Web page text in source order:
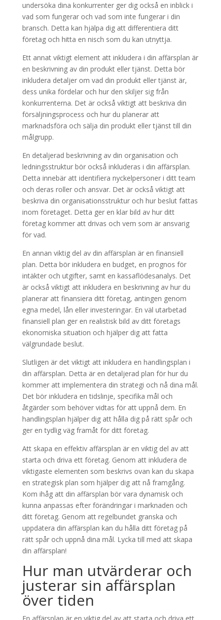
undersöka dina konkurrenter ger dig också en inblick i
vad som fungerar och vad som inte fungerar i din
bransch. Detta kan hjälpa dig att differentiera ditt
företag och hitta en nisch som du kan utnyttja.
Ett annat viktigt element att inkludera i din affärsplan är
en beskrivning av din produkt eller tjänst. Detta bör
inkludera detaljer om vad din produkt eller tjänst är,
dess unika fördelar och hur den skiljer sig från
konkurrenterna. Det är också viktigt att beskriva din
försäljningsprocess och hur du planerar att
marknadsföra och sälja din produkt eller tjänst till din
målgrupp.
En detaljerad beskrivning av din organisation och
ledningsstruktur bör också inkluderas i din affärsplan.
Detta innebär att identifiera nyckelpersoner i ditt team
och deras roller och ansvar. Det är också viktigt att
beskriva din organisationsstruktur och hur beslut fattas
inom företaget. Detta ger en klar bild av hur ditt
företag kommer att drivas och vem som är ansvarig
för vad.
En annan viktig del av din affärsplan är en finansiell
plan. Detta bör inkludera en budget, en prognos för
intäkter och utgifter, samt en kassaflödesanalys. Det
är också viktigt att inkludera en beskrivning av hur du
planerar att finansiera ditt företag, antingen genom
egna medel, lån eller investeringar. En väl utarbetad
finansiell plan ger en realistisk bild av ditt företags
ekonomiska situation och hjälper dig att fatta
välgrundade beslut.
Slutligen är det viktigt att inkludera en handlingsplan i
din affärsplan. Detta är en detaljerad plan för hur du
kommer att implementera din strategi och nå dina mål.
Det bör inkludera en tidslinje, specifika mål och
åtgärder som behöver vidtas för att uppnå dem. En
handlingsplan hjälper dig att hålla dig på rätt spår och
ger en tydlig väg framåt för ditt företag.
Att skapa en effektiv affärsplan är en viktig del av att
starta och driva ett företag. Genom att inkludera de
viktigaste elementen som beskrivs ovan kan du skapa
en strategisk plan som hjälper dig att nå framgång.
Kom ihåg att din affärsplan bör vara dynamisk och
kunna anpassas efter förändringar i marknaden och
ditt företag. Genom att regelbundet granska och
uppdatera din affärsplan kan du hålla ditt företag på
rätt spår och uppnå dina mål. Lycka till med att skapa
din affärsplan!
Hur man utvärderar och
justerar sin affärsplan
över tiden